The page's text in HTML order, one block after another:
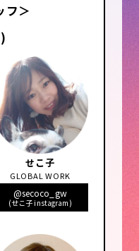
フ＞
せこ子
GLOBAL WORK
@secoco_gw
(せこ子 instagram)